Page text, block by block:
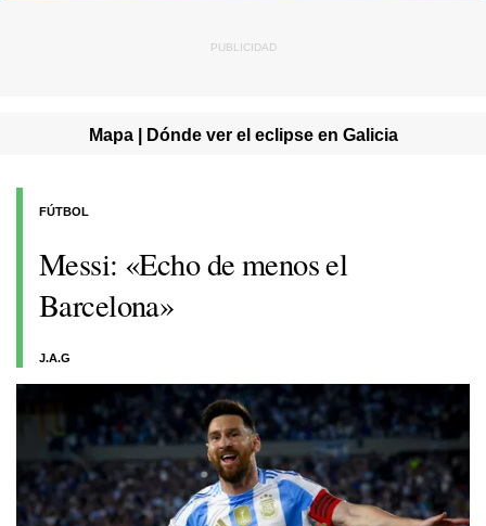
Mapa | Dónde ver el eclipse en Galicia
Messi: «Echo de menos el
Barcelona»
J.A.G
FÚTBOL